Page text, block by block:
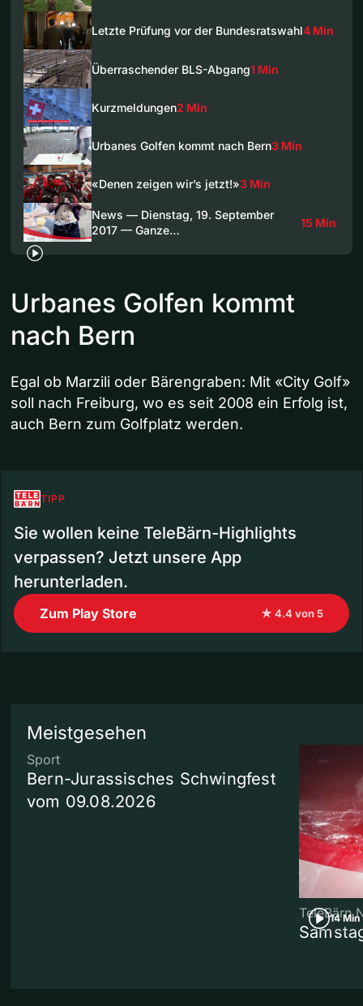
Letzte Prüfung vor der Bundesratswahl4 Min
Überraschender BLS-Abgang1 Min
Kurzmeldungen2 Min
Urbanes Golfen kommt nach Bern3 Min
«Denen zeigen wir’s jetzt!»3 Min
News — Dienstag, 19. September
2017 — Ganze…
15 Min
Urbanes Golfen kommt
nach Bern
Egal ob Marzili oder Bärengraben: Mit «City Golf»
soll nach Freiburg, wo es seit 2008 ein Erfolg ist,
auch Bern zum Golfplatz werden.
TIPP
Sie wollen keine TeleBärn-Highlights
verpassen? Jetzt unsere App
herunterladen.
Zum Play Store ★ 4.4 von 5
Meistgesehen
Sport
Bern-Jurassisches Schwingfest
vom 09.08.2026
14 Min
TeleBärn